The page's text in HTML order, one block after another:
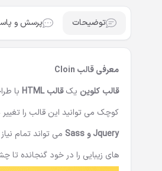
توضیحات پرسش و
معرفی قالب Cloin
قالب کلوین یکقالب HTML با
کوچک می توانید این قالب را
Jquery و Sass
های زیبایی را در خود گنجانده تا